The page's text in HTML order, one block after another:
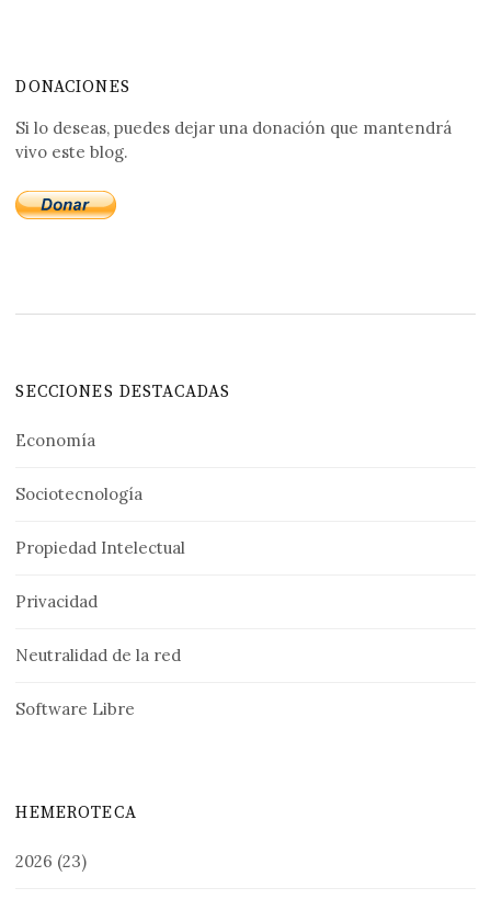
DONACIONES
Si lo deseas, puedes dejar una donación que mantendrá
vivo este blog.
SECCIONES DESTACADAS
Economía
Sociotecnología
Propiedad Intelectual
Privacidad
Neutralidad de la red
Software Libre
HEMEROTECA
2026 (23)